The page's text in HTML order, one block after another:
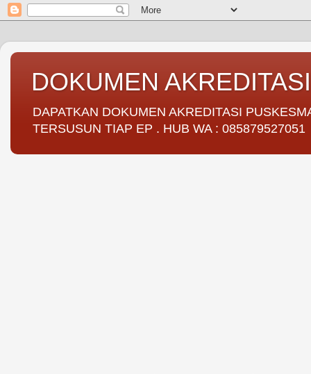
DOKUMEN
DAPATKAN DOKUMEN AKREDITASI
TERSUSUN TIAP EP . HUB WA : 085879527051